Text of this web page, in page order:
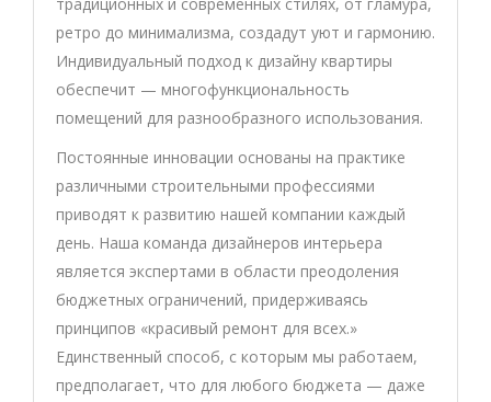
ретро до минимализма, создадут уют и гармонию.
Индивидуальный подход к дизайну квартиры
обеспечит — многофункциональность
помещений для разнообразного использования.
Постоянные инновации основаны на практике
различными строительными профессиями
приводят к развитию нашей компании каждый
день. Наша команда дизайнеров интерьера
является экспертами в области преодоления
бюджетных ограничений, придерживаясь
принципов «красивый ремонт для всех.»
Единственный способ, с которым мы работаем,
предполагает, что для любого бюджета — даже